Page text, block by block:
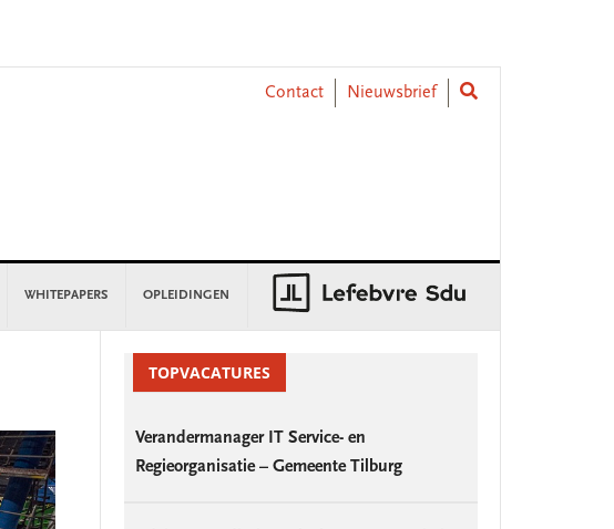
Contact
Nieuwsbrief
WHITEPAPERS OPLEIDINGEN
SidebarTOPVACATURES
Verandermanager IT Service- en
Regieorganisatie – Gemeente Tilburg